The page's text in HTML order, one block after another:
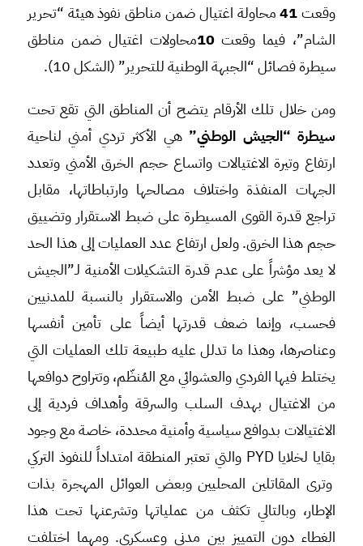
وقعت41محاولة اغتيال ضمن مناطق نفوذ هيئة “تحرير
الشام”، فيما وقعت10
محاولات اغتيال ضمن مناطق
سيطرة فصائل “الجبهة الوطنية للتحرير” (الشكل 10).
ومن خلال تلك الأرقام يتضح أن المناطق التي تقع تحت
سيطرة “الجيش الوطني” هي الأكثر تردي أمني لناحية
ارتفاع وتيرة الاغتيالات واتساع حجم الخرق الأمني وتعدد
الجهات المنفذة واختلاف مصالحها وارتباطاتها، مقابل
تراجع قدرة القوى المسيطرة على ضبط الاستقرار وتضييق
حجم هذا الخرق. ولعل ارتفاع عدد العمليات إلى هذا الحد
لا يعد مؤشراً على عدم قدرة التشكيلات الأمنية لـ”الجيش
الوطني” على ضبط الأمن والاستقرار بالنسبة للمدنيين
فحسب، وإنما ضعف قدرتها أيضاً على تأمين أنفسها
وعناصرها، وهذا ما تدلل عليه طبيعة تلك العمليات التي
يختلط فيها الفردي والعشوائي مع المُنظّم، وتتراوح دوافعها
من الاغتيال بهدف السلب والسرقة وأهداف فردية إلى
الاغتيالات بدوافع سياسية وأمنية محددة، خاصة مع وجود
بقايا لخلايا PYD والتي تعتبر المنطقة امتداداً للنفوذ التركي
وترى المقاتلين المحليين وبعض العوائل المهجرة بذات
الإطار، وبالتالي تكثف من عملياتها وتشرعنها تحت هذا
الغطاء دون التمييز بين مدني وعسكري. ومهما اختلفت